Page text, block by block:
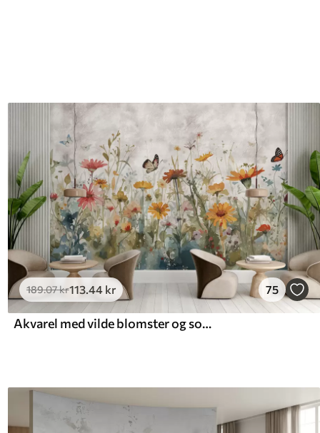
189.07kr113.44 kr 75
Akvarel med vilde blomster og sommerfugle